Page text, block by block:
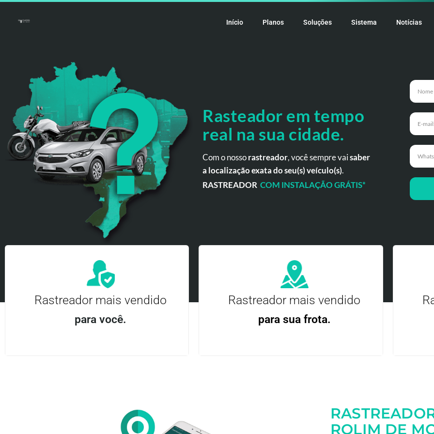
Início Planos Soluções Sistema Notícias
Rasteador em tempo
real na sua cidade.
Com o nossorastreador, você sempre vaisaber
a localização exata do seu(s) veículo(s).
RASTREADOR COM INSTALAÇÃO GRÁTIS*
Rastreador mais vendido
para você.
Entre em contato
Rastreador mais vendido
para sua frota.
ROLIM DE